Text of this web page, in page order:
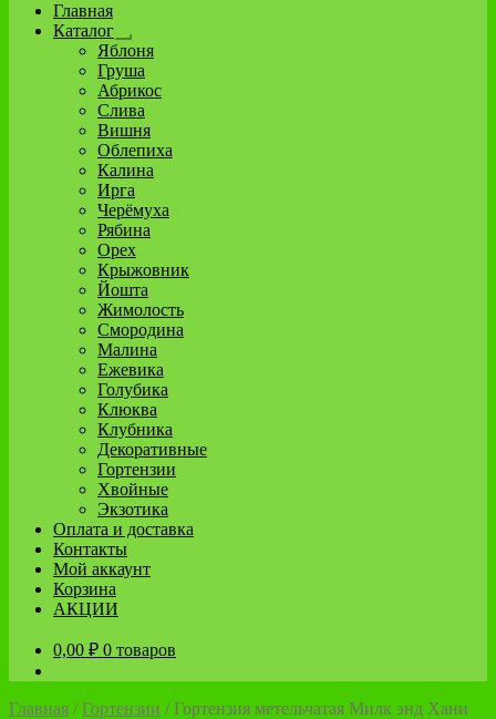
Главная
Каталог
Развернутое
вложенное
меню
Яблоня
Груша
Абрикос
Слива
Вишня
Облепиха
Калина
Ирга
Черёмуха
Рябина
Орех
Крыжовник
Йошта
Жимолость
Смородина
Малина
Ежевика
Голубика
Клюква
Клубника
Декоративные
Гортензии
Хвойные
Экзотика
Оплата и доставка
Контакты
Мой аккаунт
Корзина
АКЦИИ
0,00 ₽ 0 товаров
Главная /Гортензии /Гортензия метельчатая Милк энд Хани